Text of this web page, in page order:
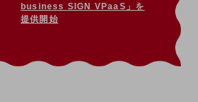
business SIGN VPaaS」を
提供開始